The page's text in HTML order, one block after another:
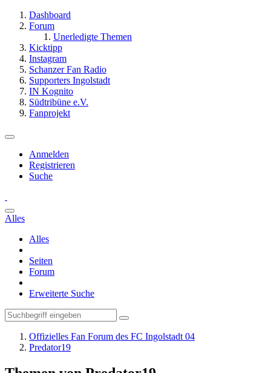
Dashboard
Forum
Unerledigte Themen
Kicktipp
Instagram
Schanzer Fan Radio
Supporters Ingolstadt
IN Kognito
Südtribüne e.V.
Fanprojekt
Anmelden
Registrieren
Suche
Alles
Alles
Seiten
Forum
Erweiterte Suche
Offizielles Fan Forum des FC Ingolstadt 04
Predator19